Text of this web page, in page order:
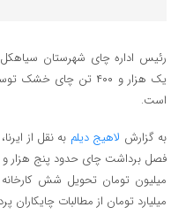
رئیس اداره چای شهرستان
یک هزار و ۴۰۰ تن
است.
به گزارش لاهیج دیلم به نقل از
میلیارد تومان از مطالبات